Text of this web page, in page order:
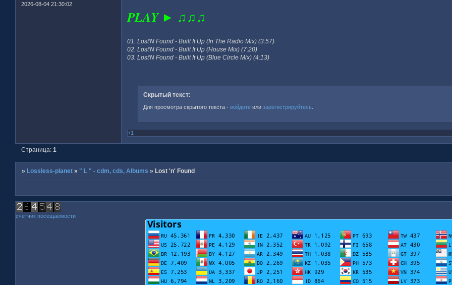
2026-08-04 21:30:02
PLAY ► ♫♫♫
01. Lost'N Found - Built It Up (In The Radio Mix) (3:57)
02. Lost'N Found - Built It Up (House Mix) (7:20)
03. Lost'N Found - Built It Up (Blue Circle Mix) (4:13)
Скрытый текст:
Для просмотра скрытого текста - войдитеили зарегистрируйтесь
+1
Страница:1
»Lossless-planet » " L " - cdm, cds, Albums »Lost 'n' Found
счетчик посещаемости